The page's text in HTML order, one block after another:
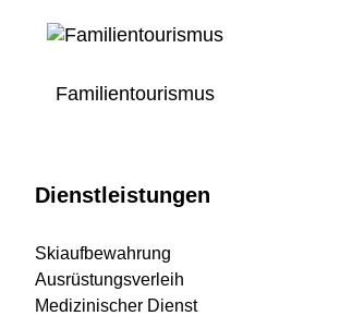
Familientourismus
Dienstleistungen
Skiaufbewahrung
Ausrüstungsverleih
Medizinischer Dienst